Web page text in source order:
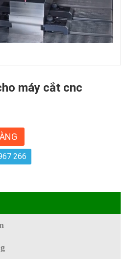
máy cắt cnc
266